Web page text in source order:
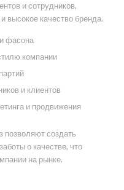
и сотрудников,
высокое качество бренда.
фасона
компании
и клиентов
и продвижения
позволяют создать
о качестве, что
на рынке.